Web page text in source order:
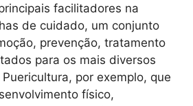
facilitadores na
de cuidado, um conjunto
prevenção, tratamento
para os mais diversos
por exemplo, que
físico,